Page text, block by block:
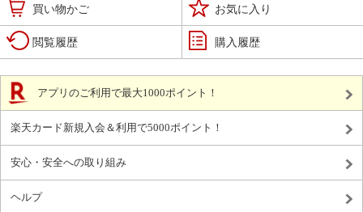
買い物かご お気に入り
閲覧履歴 購入履歴
アプリのご利用で最大1000ポイント！
楽天カード新規入会＆利用で5000ポイント！
安心・安全への取り組み
ヘルプ